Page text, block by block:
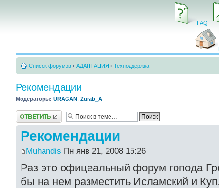
FAQ
Список форумов ‹ АДАПТАЦИЯ ‹ Техподдержка
Рекомендации
Модераторы: URAGAN Zurab_A
Ответить
Рекомендации
Muhandis Пн янв 21, 2008 15:26
Раз это офицеальный форум гопода
бы на нем разместить Исламский и